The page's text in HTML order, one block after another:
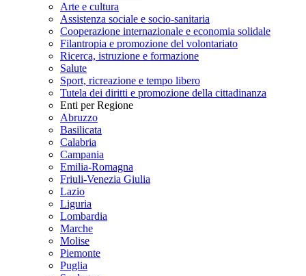
Arte e cultura
Assistenza sociale e socio-sanitaria
Cooperazione internazionale e economia solidale
Filantropia e promozione del volontariato
Ricerca, istruzione e formazione
Salute
Sport, ricreazione e tempo libero
Tutela dei diritti e promozione della cittadinanza
Enti per Regione
Abruzzo
Basilicata
Calabria
Campania
Emilia-Romagna
Friuli-Venezia Giulia
Lazio
Liguria
Lombardia
Marche
Molise
Piemonte
Puglia